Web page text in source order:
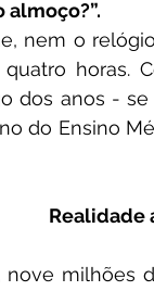
almoço?”.
horas.
dos anos -
do Ensino
Realidade